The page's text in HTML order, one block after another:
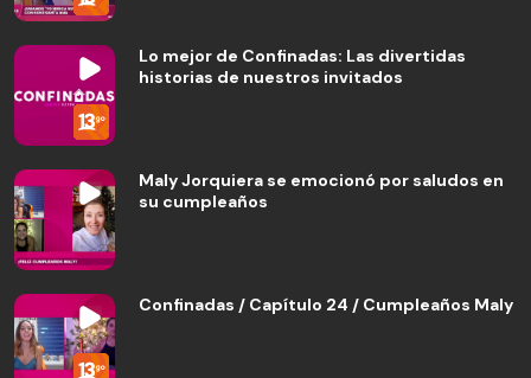
Lo mejor de Confinadas: Las divertidas
historias de nuestros invitados
Maly Jorquiera se emocionó por saludos en
su cumpleaños
Confinadas / Capítulo 24 / Cumpleaños Maly